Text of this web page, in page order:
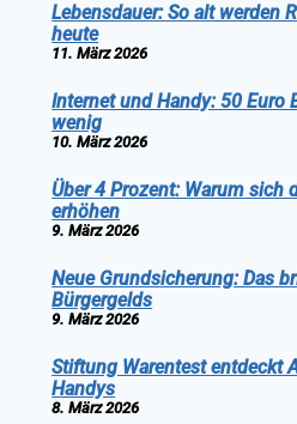
Lebensdauer: So alt werden
heute
11. März 2026
Internet und Handy: 50 Euro
wenig
10. März 2026
Über 4 Prozent: Warum sich
erhöhen
9. März 2026
Neue Grundsicherung: Das
Bürgergelds
9. März 2026
Stiftung Warentest entdeckt
Handys
8. März 2026